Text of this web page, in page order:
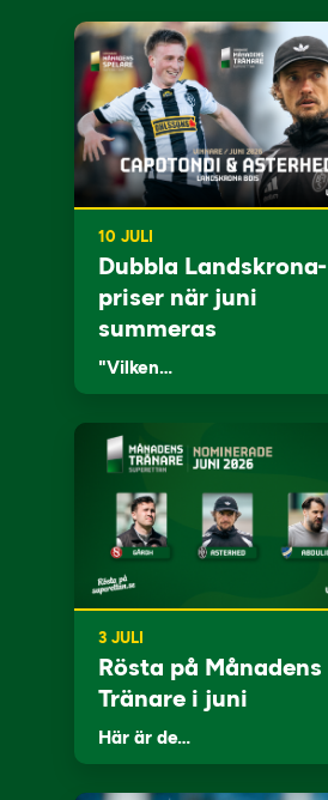
10 JULI
Dubbla Landskrona-
priser när juni
summeras
"Vilken…
3 JULI
Rösta på Månadens
Tränare i juni
Här är de…